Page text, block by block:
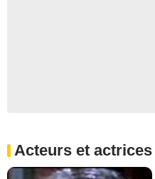
Acteurs et actrices